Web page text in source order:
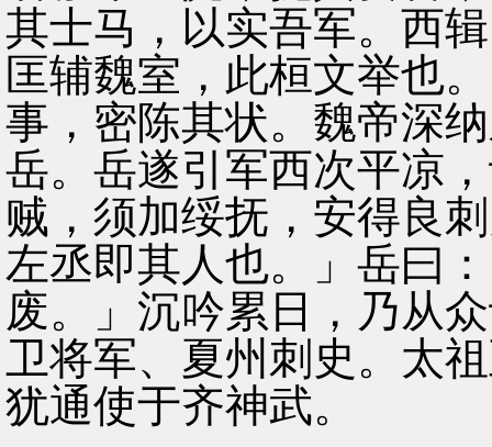
其士马，以实吾军。西
匡辅魏室，此桓文举也
事，密陈其状。魏帝深
岳。岳遂引军西次平凉
贼，须加绥抚，安得良
左丞即其人也。」岳曰
废。」沉吟累日，乃从
卫将军、夏州刺史。太
犹通使于齐神武。